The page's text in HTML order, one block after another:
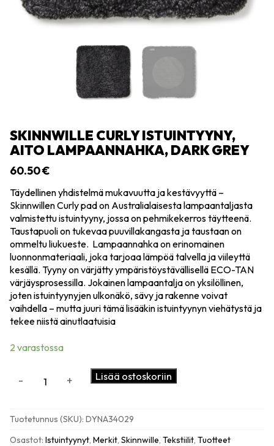
SKINNWILLE CURLY ISTUINTYYNY,
AITO LAMPAANNAHKA, DARK GREY
60.50€
Täydellinen yhdistelmä mukavuutta ja kestävyyttä –
Skinnwillen Curly pad on Australialaisesta lampaantaljasta
valmistettu istuintyyny, jossa on pehmikekerros täytteenä.
Taustapuoli on tukevaa puuvillakangasta ja taustaan on
ommeltu liukueste. Lampaannahka on erinomainen
luonnonmateriaali, joka tarjoaa lämpöä talvella ja viileyttä
kesällä. Tyyny on värjätty ympäristöystävällisellä ECO-TAN
värjäysprosessilla. Jokainen lampaantalja on yksilöllinen,
joten istuintyynyjen ulkonäkö, sävy ja rakenne voivat
vaihdella – mutta juuri tämä lisääkin istuintyynyn viehätystä ja
tekee niistä ainutlaatuisia
2 varastossa
lampaannahka,
dark
- + Lisää ostoskoriin
Tuotetunnus (SKU): DYNA34029
Osastot: Istuintyynyt, Merkit, Skinnwille, Tekstiilit, Tuotteet